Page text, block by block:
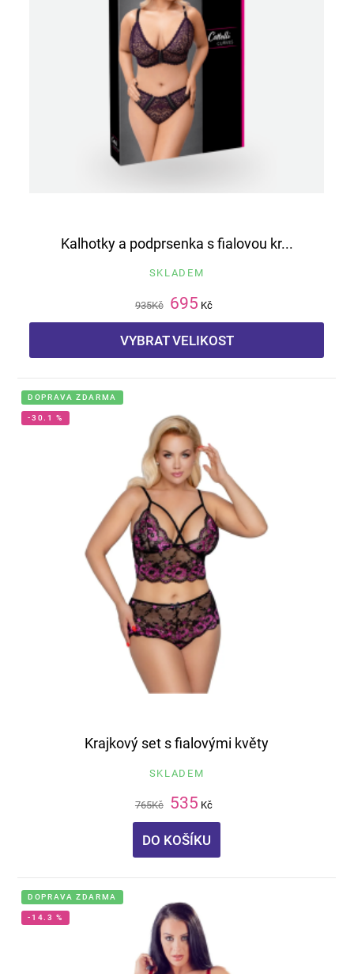
Kalhotky a podprsenka s fialovou kr...
SKLADEM
935Kč 695 Kč
VYBRAT VELIKOST
DOPRAVA ZDARMA
-30.1 %
Krajkový set s fialovými květy
SKLADEM
765Kč 535 Kč
DO KOŠÍKU
DOPRAVA ZDARMA
-14.3 %